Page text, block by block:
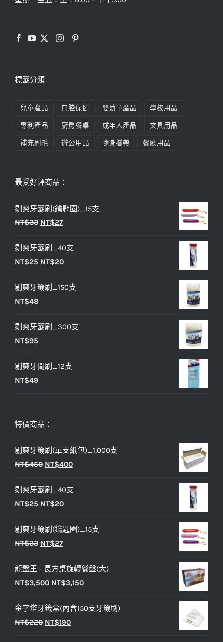
標籤分類
兒童產品 口腔保健 嬰幼童產品 學校用品
專利產品 廚房餐桌 成年人產品 文具用品
補充刷毛 辦公用品 隨身攜帶 餐廳用品
最受好評商品：
剔爽牙籤刷(鑰匙圈)_15支
NT$33 原
價
格：
NT$27目
價
格：
剔爽牙籤刷_40支
NT$25 原
價
NT$20目
價
剔爽牙籤刷_150支
NT$48
剔爽牙籤刷_300支
NT$95
剔爽牙間刷_12支
NT$49
特價商品：
剔爽牙籤刷(單支紙包)_1,000支
NT$450 原
價
格：
NT$400目
價
剔爽牙籤刷_40支
NT$25 原
價
格：
NT$20目
價
剔爽牙籤刷(鑰匙圈)_15支
NT$33 原
價
格：
NT$27目
價
格：
龍盤王 - 長方桌旋轉餐盤(大)
NT$3,500 原
價
格：
NT$3,150目
價
金字塔牙籤盒(內含150支牙籤刷)
NT$220 原
NT$190目